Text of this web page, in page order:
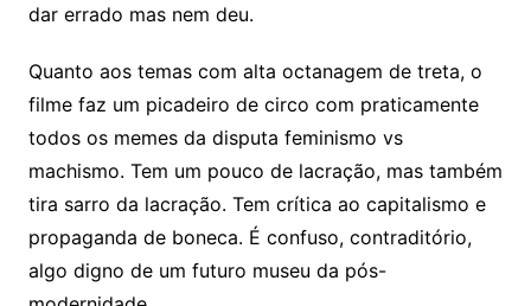
dar errado mas nem deu.
Quanto aos temas com alta octanagem de treta, o
filme faz um picadeiro de circo com praticamente
todos os memes da disputa feminismo vs
machismo. Tem um pouco de lacração, mas também
tira sarro da lacração. Tem crítica ao capitalismo e
propaganda de boneca. É confuso, contraditório,
algo digno de um futuro museu da pós-